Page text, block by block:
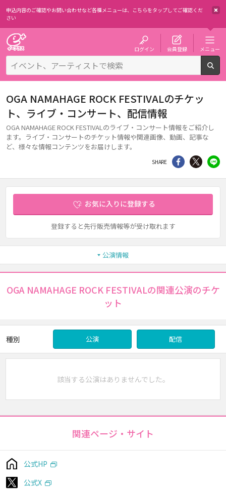
申込内容のご確認やお問い合わせなど各種メニューは、 こちらをタップしてご確認くだ
さい
ログイン 会員登録 メニュー
OGA NAMAHAGE ROCK FESTIVALのチケッ
ト、ライブ・コンサート、配信情報
OGA NAMAHAGE ROCK FESTIVALのライブ・コンサート情報をご紹介し
ます。ライブ・コンサートのチケット情報や関連画像、動画、記事な
ど、様々な情報コンテンツをお届けします。
SHARE シェア Twitter
お気に入りに登録する
登録すると先行販売情報等が受け取れます
公演情報
OGA NAMAHAGE ROCK FESTIVALの関連公演のチケ
ット
種別 公演 配信
該当する公演はありませんでした。
関連ページ・サイト
公式HP
公式X